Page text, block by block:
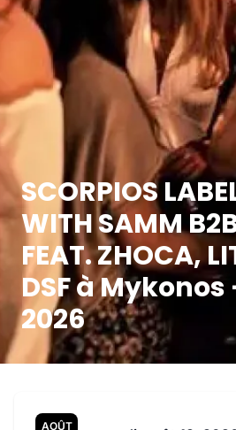
SCORPIOS
WITH SAMM
FEAT. ZHOCA,
DSF à Mykonos
2026
AOÛT